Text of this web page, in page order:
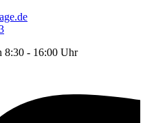
8:30 - 16:00 Uhr